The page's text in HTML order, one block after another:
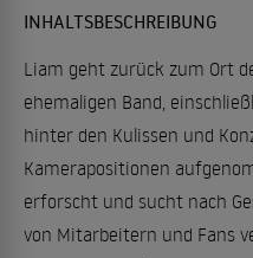
INHALTSBESCHREIBUNG
Liam geht zurück zum Ort
ehemaligen Band,
hinter den Kulissen und
Kamerapositionen
erforscht und sucht nach
von Mitarbeitern und Fans